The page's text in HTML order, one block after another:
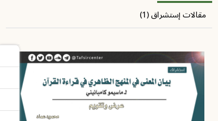
مقالات إستشراق (1)